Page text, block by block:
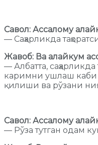
Савол: Ассалому
— Саҳарликда
Жавоб: Ва алайкум
— Албатта,
каримни ушлаш каби
қилиши ва рўзани
Савол: Ассалому
— Рўза тутган одам